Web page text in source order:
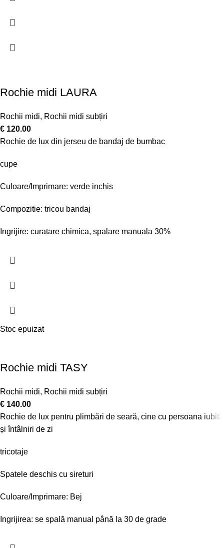
Rochie midi LAURA
Rochii midi, Rochii midi subțiri
€ 120.00
Rochie de lux din jerseu de bandaj de bumbac
cupe
Culoare/Imprimare: verde inchis
Compozitie: tricou bandaj
Ingrijire: curatare chimica, spalare manuala 30%
Stoc epuizat
Rochie midi TASY
Rochii midi, Rochii midi subțiri
€ 140.00
Rochie de lux pentru plimbări de seară, cine cu persoana iubită
și întâlniri de zi
tricotaje
Spatele deschis cu sireturi
Culoare/Imprimare: Bej
Ingrijirea: se spală manual până la 30 de grade